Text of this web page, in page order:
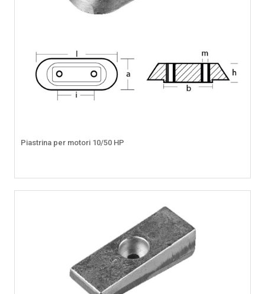
Piastrina per motori 10/50 HP